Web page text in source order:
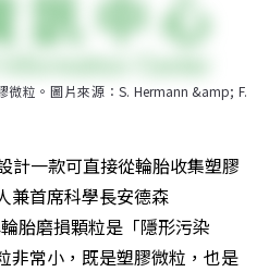
粒。圖片來源：S. Hermann &amp; F.
一款可直接從輪胎收集塑膠
兼首席科學長安德森
胎磨損顆粒是「隱形污染
非常小，既是塑膠微粒，也是